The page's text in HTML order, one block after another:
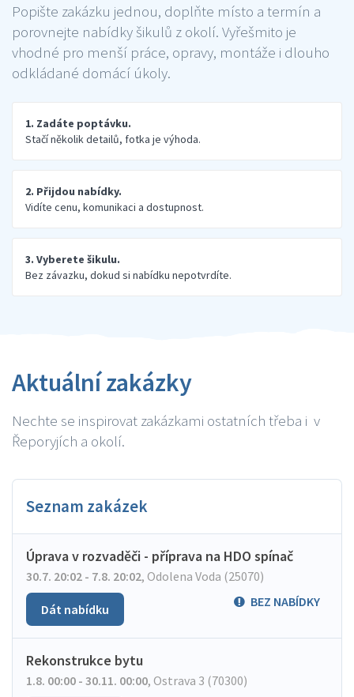
Popište zakázku jednou, doplňte místo a termín a
porovnejte nabídky šikulů z okolí. Vyřešmito je
vhodné pro menší práce, opravy, montáže i dlouho
odkládané domácí úkoly.
1. Zadáte poptávku.
Stačí několik detailů, fotka je výhoda.
2. Přijdou nabídky.
Vidíte cenu, komunikaci a dostupnost.
3. Vyberete šikulu.
Bez závazku, dokud si nabídku nepotvrdíte.
Aktuální zakázky
Nechte se inspirovat zakázkami ostatních třeba i v
Řeporyjích a okolí.
Seznam zakázek
Úprava v rozvaděči - příprava na HDO spínač
30.7. 20:02 - 7.8. 20:02, Odolena Voda (25070)
BEZ NABÍDKY
Dát nabídku
Rekonstrukce bytu
1.8. 00:00 - 30.11. 00:00, Ostrava 3 (70300)